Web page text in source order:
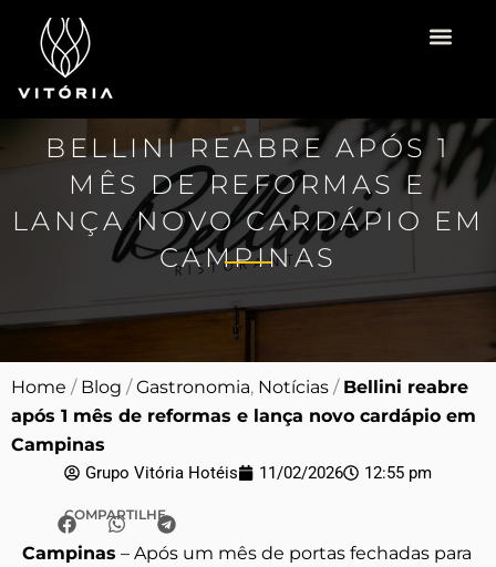
conteúdo
BELLINI REABRE APÓS 1
MÊS DE REFORMAS E
LANÇA NOVO CARDÁPIO EM
CAMPINAS
Home / Blog /Gastronomia, Notícias / Bellini reabre
após 1 mês de reformas e lança novo cardápio em
Campinas
Grupo Vitória Hotéis 11/02/2026 12:55 pm
COMPARTILHE
Campinas – Após um mês de portas fechadas para